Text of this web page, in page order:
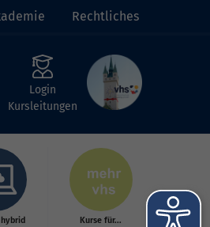
Rechtliches
Login
Kursleitungen
Kurse für...